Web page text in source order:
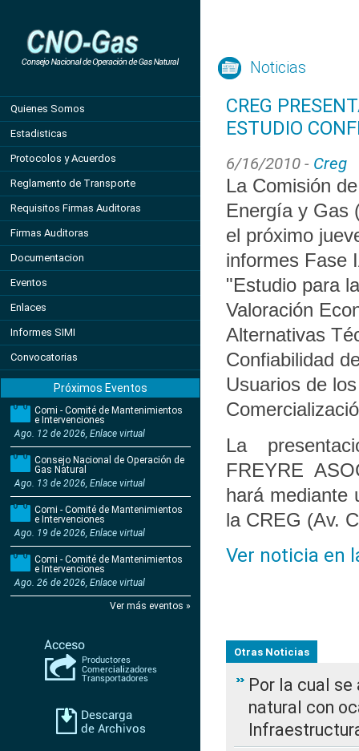
Quienes Somos
Estadisticas
Protocolos y Acuerdos
Reglamento de Transporte
Requisitos Firmas Auditoras
Firmas Auditoras
Documentacion
Eventos
Enlaces
Informes SIMI
Convocatorias
Próximos Eventos
Comi - Comité de Mantenimientos
e Intervenciones
Ago. 12 de 2026, Enlace virtual
Consejo Nacional de Operación de
Gas Natural
Ago. 13 de 2026, Enlace virtual
Comi - Comité de Mantenimientos
e Intervenciones
Ago. 19 de 2026, Enlace virtual
Comi - Comité de Mantenimientos
e Intervenciones
Ago. 26 de 2026, Enlace virtual
Ver más eventos »
Noticias
CREG
ESTUDIO
6/16/2010 - Creg
La Comisión
Energía y Gas
el próximo
informes Fase
"Estudio para
Valoración
Alternativas
Confiabilidad
Usuarios de
La
FREYRE
hará mediante
la CREG (Av.
Ver noticia en
Otras Noticias
Por la cual
natural con